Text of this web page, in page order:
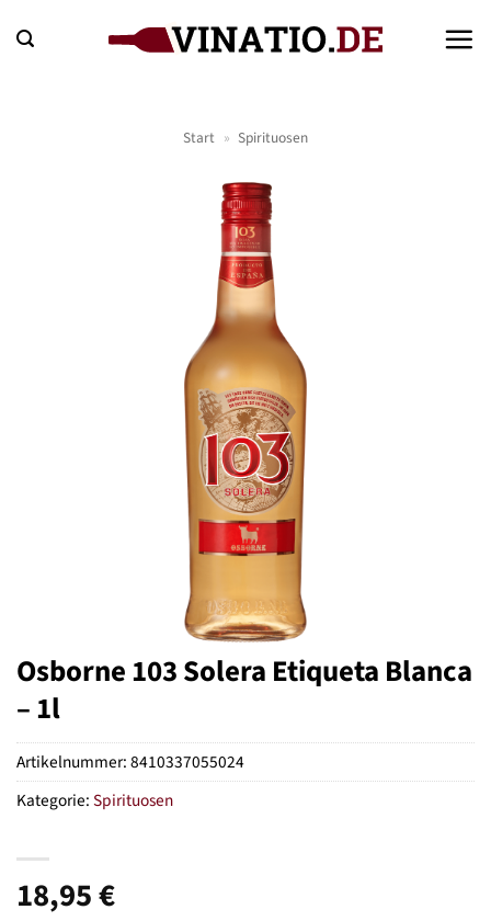
Inhalt
Start » Spirituosen
Osborne 103 Solera Etiqueta Blanca
– 1l
18,95€
Artikelnummer:8410337055024
Kategorie:Spirituosen